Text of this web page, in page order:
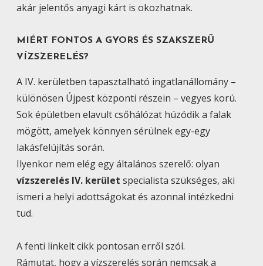
akár jelentős anyagi kárt is okozhatnak.
MIÉRT FONTOS A GYORS ÉS SZAKSZERŰ
VÍZSZERELÉS?
A IV. kerületben tapasztalható ingatlanállomány –
különösen Újpest központi részein – vegyes korú.
Sok épületben elavult csőhálózat húzódik a falak
mögött, amelyek könnyen sérülnek egy-egy
lakásfelújítás során.
Ilyenkor nem elég egy általános szerelő: olyan
vízszerelés IV. kerület specialista szükséges, aki
ismeri a helyi adottságokat és azonnal intézkedni
tud.
A fenti linkelt cikk pontosan erről szól.
Rámutat, hogy a vízszerelés során nemcsak a